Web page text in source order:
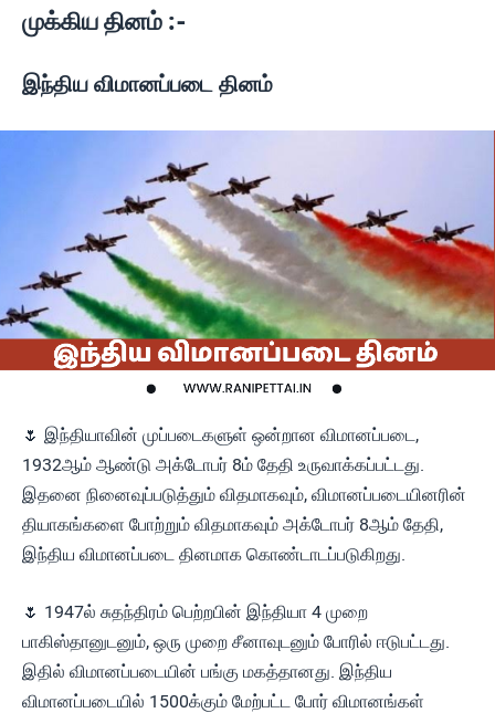
முக்கிய தினம் :-
இந்திய விமானப்படை தினம்
🌷 இந்தியாவின் முப்படைகளுள் ஒன்றான விமானப்படை,
1932ஆம் ஆண்டு அக்டோபர் 8ம் தேதி உருவாக்கப்பட்டது.
இதனை நினைவுப்படுத்தும் விதமாகவும், விமானப்படையினரின்
தியாகங்களை போற்றும் விதமாகவும் அக்டோபர் 8ஆம் தேதி,
இந்திய விமானப்படை தினமாக கொண்டாடப்படுகிறது.
🌷 1947ல் சுதந்திரம் பெற்றபின் இந்தியா 4 முறை
பாகிஸ்தானுடனும், ஒரு முறை சீனாவுடனும் போரில் ஈடுபட்டது.
இதில் விமானப்படையின் பங்கு மகத்தானது. இந்திய
விமானப்படையில் 1500க்கும் மேற்பட்ட போர் விமானங்கள்